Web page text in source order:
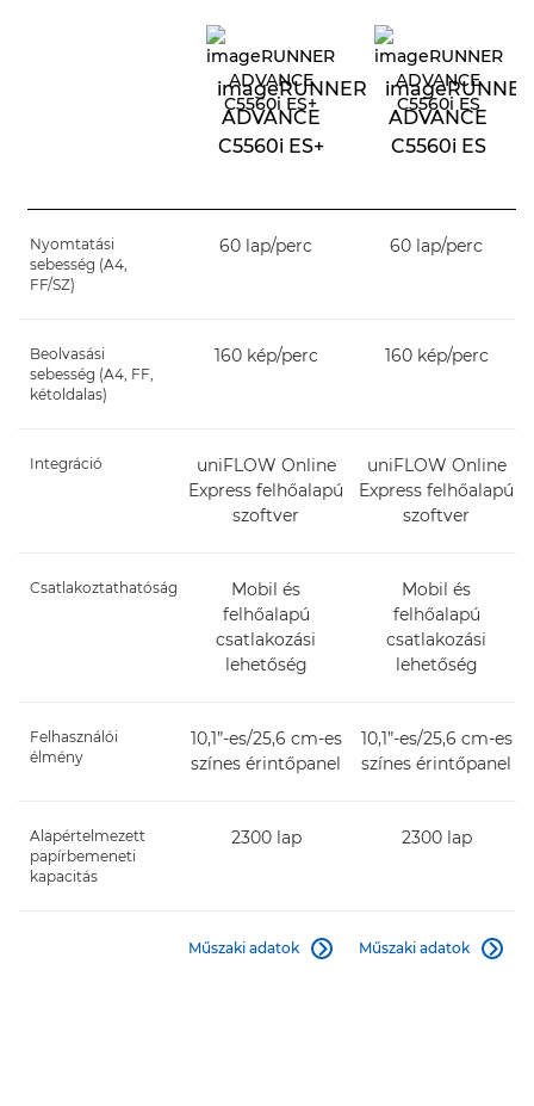
imageRUNNER
ADVANCE
C5560i ES+
imageRUNNER
ADVANCE
C5560i ES
Nyomtatási
sebesség (A4,
FF/SZ)
60 lap/perc 60 lap/perc
Beolvasási
sebesség (A4, FF,
kétoldalas)
160 kép/perc 160 kép/perc
Integráció
uniFLOW Online
Express felhőalapú
szoftver
uniFLOW Online
Express felhőalapú
szoftver
Csatlakoztathatóság
Mobil és
felhőalapú
csatlakozási
lehetőség
Mobil és
felhőalapú
csatlakozási
lehetőség
Felhasználói
élmény
10,1”-es/25,6 cm-es
színes érintőpanel
10,1”-es/25,6 cm-es
színes érintőpanel
Alapértelmezett
papírbemeneti
kapacitás
2300 lap 2300 lap
Műszaki adatok  Műszaki adatok 